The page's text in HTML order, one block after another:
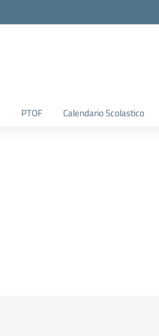
PTOF Calendario Scolastico